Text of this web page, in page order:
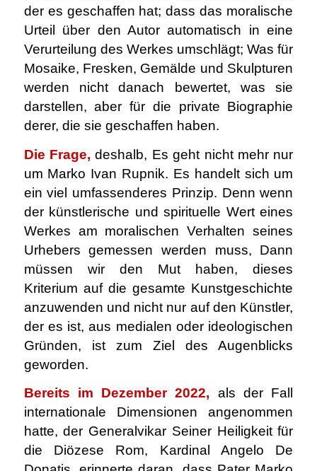
der es geschaffen hat; dass das moralische
Urteil über den Autor automatisch in eine
Verurteilung des Werkes umschlägt; Was für
Mosaike, Fresken, Gemälde und Skulpturen
werden nicht danach bewertet, was sie
darstellen, aber für die private Biographie
derer, die sie geschaffen haben.
Die Frage, deshalb, Es geht nicht mehr nur
um Marko Ivan Rupnik. Es handelt sich um
ein viel umfassenderes Prinzip. Denn wenn
der künstlerische und spirituelle Wert eines
Werkes am moralischen Verhalten seines
Urhebers gemessen werden muss, Dann
müssen wir den Mut haben, dieses
Kriterium auf die gesamte Kunstgeschichte
anzuwenden und nicht nur auf den Künstler,
der es ist, aus medialen oder ideologischen
Gründen, ist zum Ziel des Augenblicks
geworden.
Bereits im Dezember 2022, als der Fall
internationale Dimensionen angenommen
hatte, der Generalvikar Seiner Heiligkeit für
die Diözese Rom, Kardinal Angelo De